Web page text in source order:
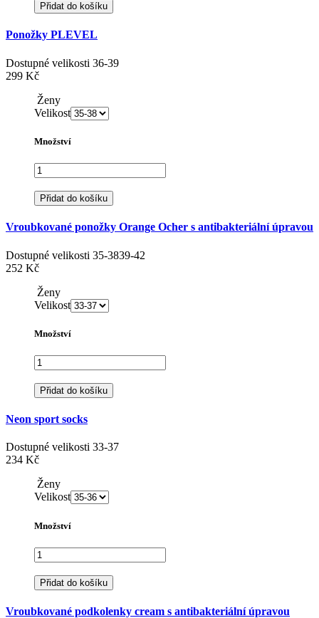
Přidat do košíku
Ponožky PLEVEL
Dostupné velikosti 36-39
299 Kč
Ženy
Velikost
Množství
Přidat do košíku
Vroubkované ponožky Orange Ocher s antibakteriální úpravou
Dostupné velikosti 35-3839-42
252 Kč
Ženy
Velikost
Množství
Přidat do košíku
Neon sport socks
Dostupné velikosti 33-37
234 Kč
Ženy
Velikost
Množství
Přidat do košíku
Vroubkované podkolenky cream s antibakteriální úpravou